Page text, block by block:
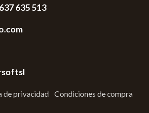
637 635 513
de privacidad Condiciones de compra